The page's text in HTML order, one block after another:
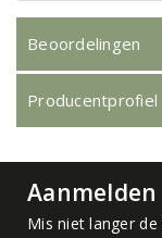
Beoordelingen
Producentprofiel
Mis niet langer